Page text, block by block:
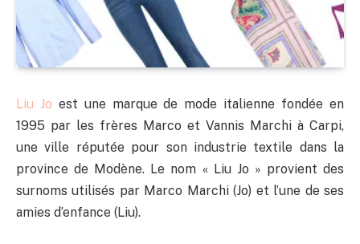
Liu Jo est une marque de mode italienne fondée en
1995 par les frères Marco et Vannis Marchi à Carpi,
une ville réputée pour son industrie textile dans la
province de Modène. Le nom « Liu Jo » provient des
surnoms utilisés par Marco Marchi (Jo) et l’une de ses
amies d’enfance (Liu).